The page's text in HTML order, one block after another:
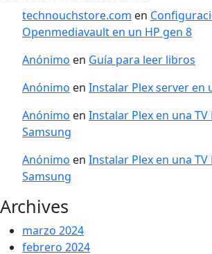
technouchstore.com en
Openmediavault en un HP gen 8
Anónimo en Guía para leer libros
Anónimo en Instalar Plex server en
Anónimo en Instalar Plex en una TV
Samsung
Anónimo en Instalar Plex en una TV
Samsung
Archives
marzo 2024
febrero 2024